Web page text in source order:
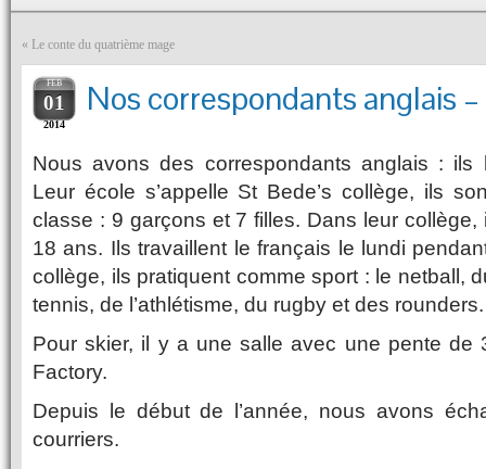
« Le conte du quatrième mage
FEB
01
2014
Nos correspondants anglais
Nous avons des correspondants anglais : ils
Leur école s’appelle St Bede’s collège, ils
classe : 9 garçons et 7 filles. Dans leur
18 ans. Ils travaillent le français le lundi
collège, ils pratiquent comme sport : le netball,
tennis, de l’athlétisme, du rugby et des rounders.
Pour skier, il y a une salle avec une pente de
Factory.
Depuis le début de l’année, nous avons
courriers.